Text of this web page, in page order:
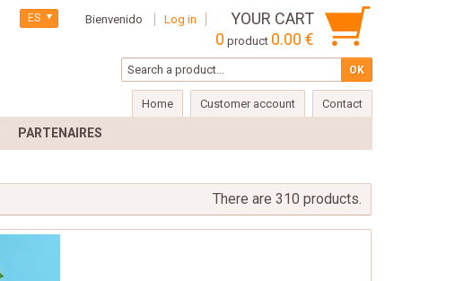
Bienvenido Log in
YOUR CART
0 product 0.00 €
ES
Home Customer account Contact
PARTENAIRES
There are 310 products.